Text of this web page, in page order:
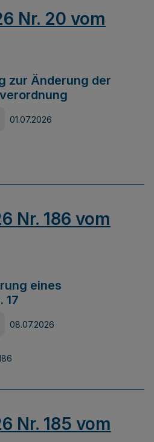
Nr. 20 vom
zur Änderung der
01.07.2026
Nr. 186 vom
eines
17
08.07.2026
Nr. 185 vom